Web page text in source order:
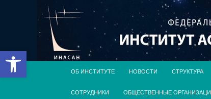
Открыть панель инструментов
ОБ ИНСТИТУТЕ НОВОСТИ СТРУКТУРА
СОТРУДНИКИ ОБЩЕСТВЕННЫЕ